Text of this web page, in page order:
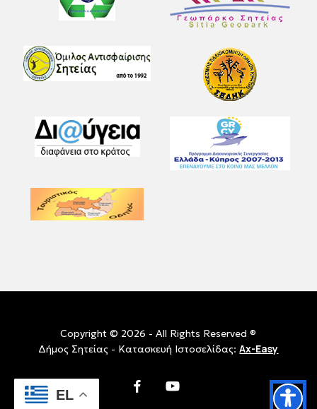
Copyright © 2026 - All Rights Reserved ®
Δήμος Σητείας - Κατασκευή Ιστοσελίδας:Ax-Easy
facebookyoutube
EL